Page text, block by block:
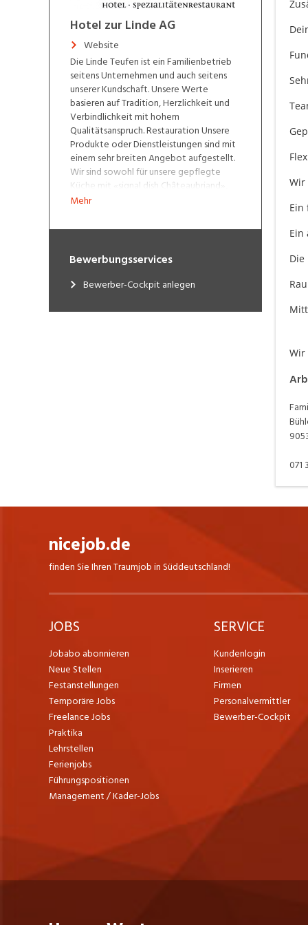
Hotel zur Linde AG
Website
Die Linde Teufen ist ein Familienbetrieb
seitens Unternehmen und auch seitens
unserer Kundschaft. Unsere Werte
basieren auf Tradition, Herzlichkeit und
Verbindlichkeit mit hohem
Qualitätsanspruch. Restauration Unsere
Produkte oder Dienstleistungen sind mit
einem sehr breiten Angebot aufgestellt.
Wir sind sowohl für unsere gepflegte
Küche mit «signal dish Châteaubriand»,
wie auch für einen reibungslosen
3 Sterne-Haus klassifiziert und hat sowohl
letztere kommen besonders gerne im
Sommer und Herbst. Geschätzt wird der
grosse Gratisparkplatz und das feine
haben wir nicht, dafür regenerieren die
Mehr
Bewerbungsservices
Bewerber-Cockpit anlegen
Wir
Ein
Ein
Wir
071
nicejob.de
finden Sie Ihren Traumjob in Süddeutschland!
JOBS
Jobabo abonnieren
Neue Stellen
Festanstellungen
Temporäre Jobs
Freelance Jobs
Praktika
Lehrstellen
Ferienjobs
Führungspositionen
Management / Kader-Jobs
SERVICE
Kundenlogin
Inserieren
Firmen
Personalvermittler
Bewerber-Cockpit